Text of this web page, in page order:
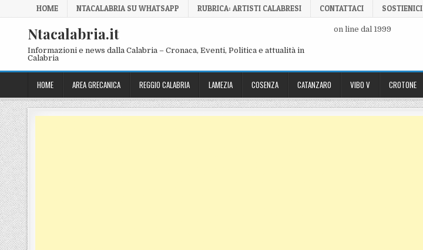
Skip to content
HOME NTACALABRIA SU WHATSAPP RUBRICA: ARTISTI CALABRESI CONTATTACI SOSTIENICI
Ntacalabria.it
Informazioni e news dalla Calabria – Cronaca, Eventi, Politica e attualità in
Calabria
on line dal 1999
HOME AREA GRECANICA REGGIO CALABRIA LAMEZIA COSENZA CATANZARO VIBO V CROTONE